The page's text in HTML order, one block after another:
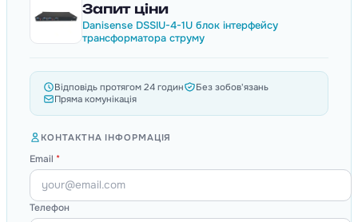
Запит ціни
Danisense DSSIU-4-1U блок інтерфейсу
трансформатора струму
Відповідь протягом 24 годин
Без зобов'язань
Пряма комунікація
КОНТАКТНА ІНФОРМАЦІЯ
Email *
Телефон